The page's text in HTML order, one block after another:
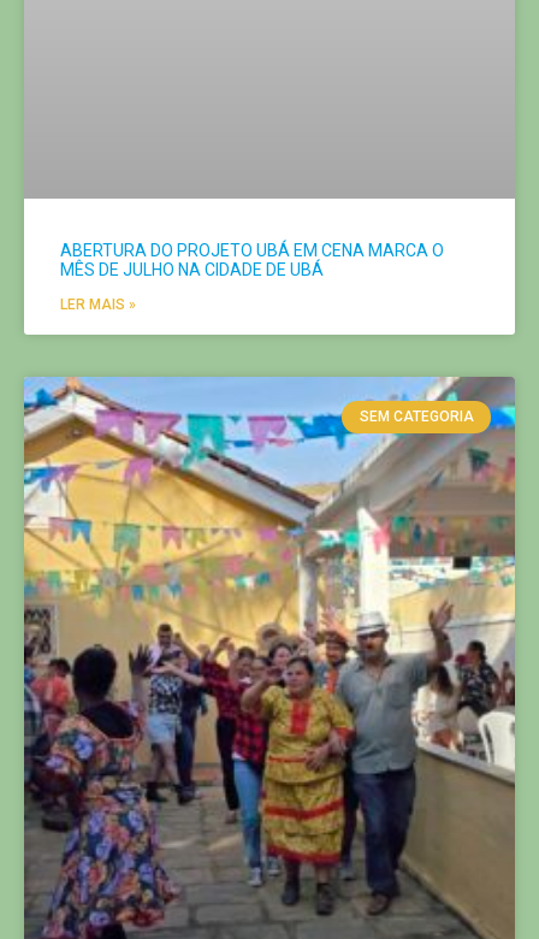
ABERTURA DO PROJETO UBÁ EM CENA MARCA O
MÊS DE JULHO NA CIDADE DE UBÁ
LER MAIS »
SEM CATEGORIA